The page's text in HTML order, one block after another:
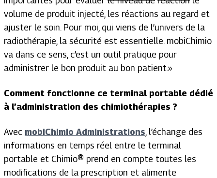
volume de produit injecté, les réactions au regard et
ajuster le soin. Pour moi, qui viens de l’univers de la
radiothérapie, la sécurité est essentielle. mobiChimio
va dans ce sens, c’est un outil pratique pour
administrer le bon produit au bon patient.»
Comment fonctionne ce terminal portable dédié
à l’administration des chimiothérapies ?
Avec mobiChimio Administrations , l’échange des
informations en temps réel entre le terminal
portable et Chimio® prend en compte toutes les
modifications de la prescription et alimente